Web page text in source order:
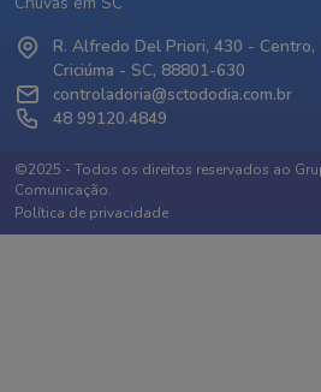
R. Alfredo Del Priori, 430 - Centro,
Criciúma - SC, 88801-630
controladoria@sctododia.com.br
48 99120.4849
©2025 - Todos os direitos reservados ao
Comunicação.
Política de privacidade